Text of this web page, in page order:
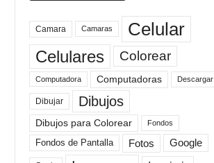
Camara Camaras Celular
Celulares Colorear
Computadora Computadoras Descargar
Dibujar Dibujos
Dibujos para Colorear Fondos
Fondos de Pantalla Fotos Google